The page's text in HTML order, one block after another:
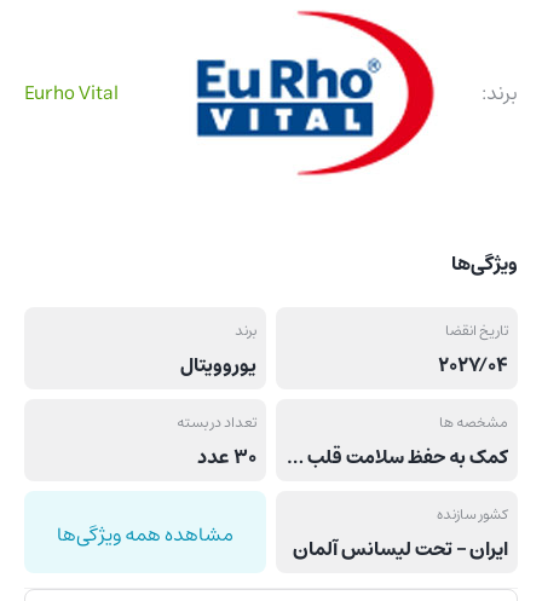
برند: Eurho Vital
ویژگی‌ها
تاریخ انقضا
2027/04
برند
یوروویتال
مشخصه ها
کمک به حفظ سلامت قلب و عروق, جلوگیری از تجمع پلاکتی و گرفتگی عروق, کاهش سطح تری‌گلیسرید خون و بهبود پروفایل لیپیدی, کاهش سطح فشار خون
تعداد در بسته
30 عدد
کشور سازنده
ایران – تحت لیسانس آلمان مشاهده همه ویژگی‌ها